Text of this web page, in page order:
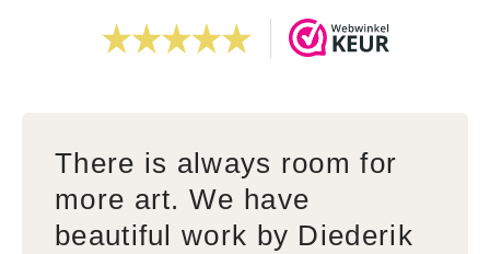
There is always room for
more art. We have
beautiful work by Diederik